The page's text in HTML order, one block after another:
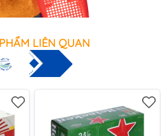
LIÊN QUAN